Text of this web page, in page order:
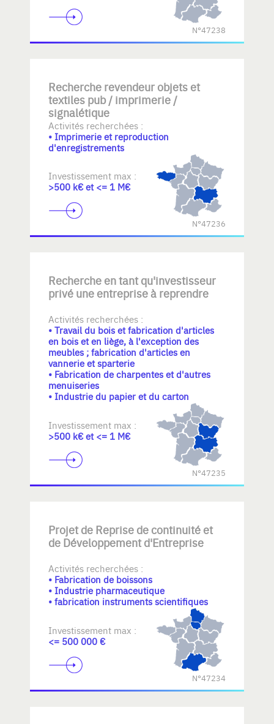
N°47238
Recherche revendeur objets et
textiles pub / imprimerie /
signalétique
Activités recherchées :
• Imprimerie et reproduction
d'enregistrements
Investissement max :
>500 k€ et <= 1 M€
N°47236
Recherche en tant qu'investisseur
privé une entreprise à reprendre
Activités recherchées :
• Travail du bois et fabrication d'articles
en bois et en liège, à l'exception des
meubles ; fabrication d'articles en
vannerie et sparterie
• Fabrication de charpentes et d'autres
menuiseries
• Industrie du papier et du carton
Investissement max :
>500 k€ et <= 1 M€
N°47235
Projet de Reprise de continuité et
de Développement d'Entreprise
Activités recherchées :
• Fabrication de boissons
• Industrie pharmaceutique
• fabrication instruments scientifiques
Investissement max :
<= 500 000 €
N°47234